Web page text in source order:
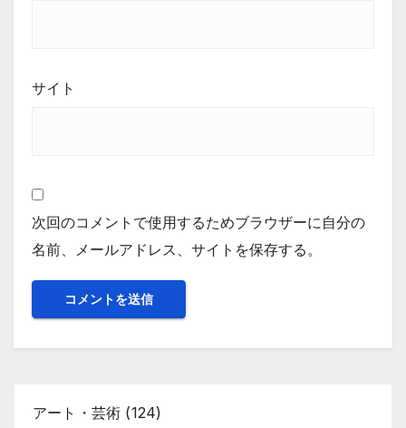
サイト
次回のコメントで使用するためブラウザーに自分の
名前、メールアドレス、サイトを保存する。
アート・芸術 (124)